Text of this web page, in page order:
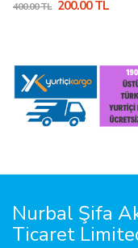
400.00 TL 200.00 TL
Nurbal Şifa
Ticaret